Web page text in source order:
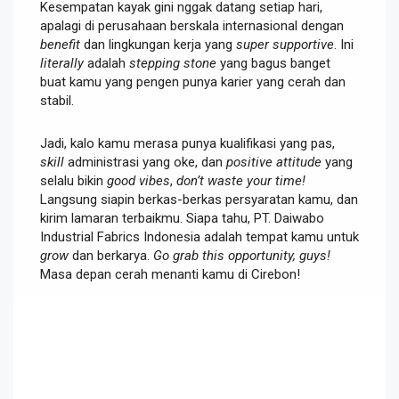
Kesempatan kayak gini nggak datang setiap hari,
apalagi di perusahaan berskala internasional dengan
benefit dan lingkungan kerja yang super supportive . Ini
literallyadalah stepping stone yang bagus banget
buat kamu yang pengen punya karier yang cerah dan
stabil.
Jadi, kalo kamu merasa punya kualifikasi yang pas,
skill administrasi yang oke, dan positive attitude yang
selalu bikin good vibes, don’t waste your time!
Langsung siapin berkas-berkas persyaratan kamu, dan
kirim lamaran terbaikmu. Siapa tahu, PT. Daiwabo
Industrial Fabrics Indonesia adalah tempat kamu untuk
grow dan berkarya. Go grab this opportunity, guys!
Masa depan cerah menanti kamu di Cirebon!